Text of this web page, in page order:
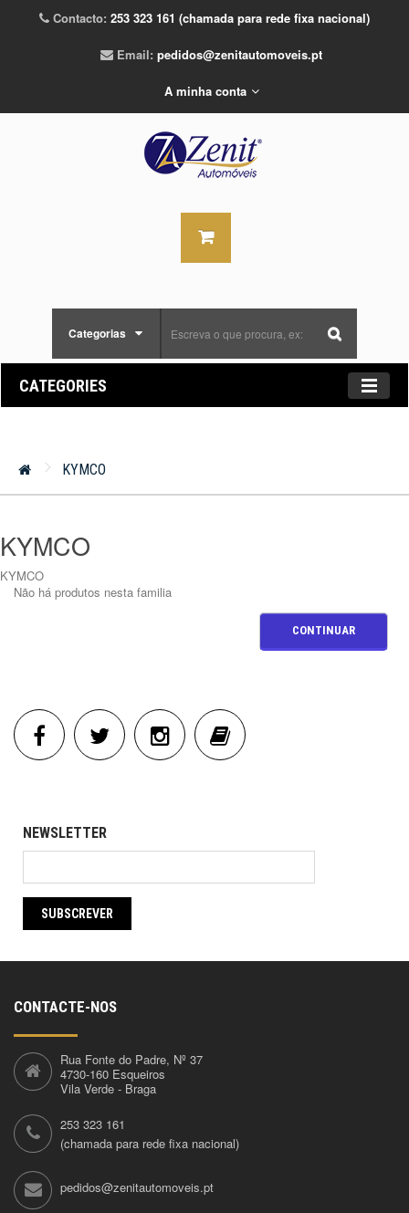
Contacto: 253 323 161 (chamada para rede fixa nacional)
Email: pedidos@zenitautomoveis.pt
A minha conta
Categorias
CATEGORIES
KYMCO
KYMCO
KYMCO
Não há produtos nesta familia
CONTINUAR
NEWSLETTER
SUBSCREVER
CONTACTE-NOS
Rua Fonte do Padre, Nº 37
4730-160 Esqueiros
Vila Verde - Braga
253 323 161
(chamada para rede fixa nacional)
pedidos@zenitautomoveis.pt